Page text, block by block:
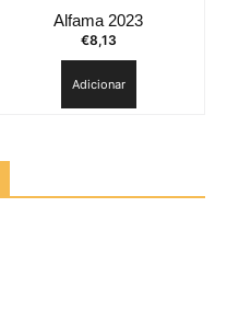
Alfama 2023
€8,13
Adicionar